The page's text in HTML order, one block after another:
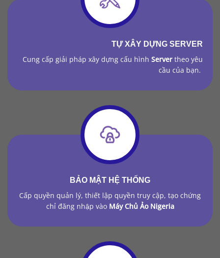
TỰ XÂY DỰNG SERVER
Cung cấp giải pháp xây dựng cấu hình Server theo yêu
cầu của bạn.
BẢO MẬT HỆ THỐNG
Cấp quyền quản lý, thiết lập quyền truy cập, tạo chứng
chỉ đăng nhập vào Máy Chủ Ảo Nigeria